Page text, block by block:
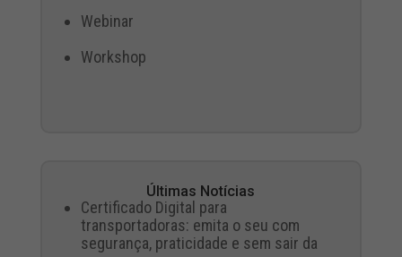
Webinar
Workshop
Últimas Notícias
Certificado Digital para
transportadoras: emita o seu com
segurança, praticidade e sem sair da